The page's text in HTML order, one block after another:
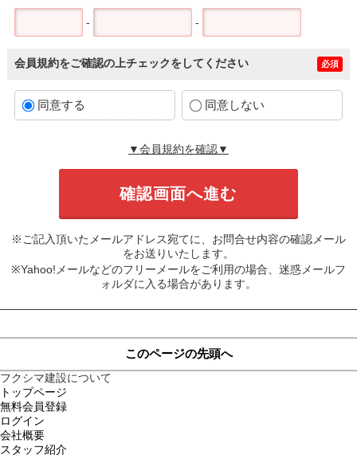
- -
会員規約をご確認の上チェックをしてください 必須
同意する 同意しない
▼会員規約を確認▼
※ご記入頂いたメールアドレス宛てに、お問合せ内容の確認メール
をお送りいたします。
※Yahoo!メールなどのフリーメールをご利用の場合、迷惑メールフ
ォルダに入る場合があります。
このページの先頭へ
フクシマ建設について
トップページ
無料会員登録
ログイン
会社概要
スタッフ紹介